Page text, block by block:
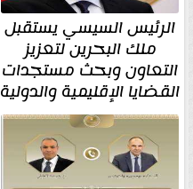
الرئيس السيسي يستقبل
ملك البحرين لتعزيز
التعاون وبحث مستجدات
القضايا الإقليمية والدولية